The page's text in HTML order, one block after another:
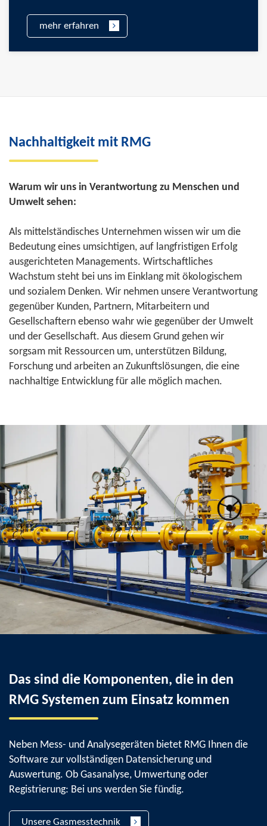
mehr erfahren
Nachhaltigkeit mit RMG
Warum wir uns in Verantwortung zu Menschen und
Umwelt sehen:
Als mittelständisches Unternehmen wissen wir um die
Bedeutung eines umsichtigen, auf langfristigen Erfolg
ausgerichteten Managements. Wirtschaftliches
Wachstum steht bei uns im Einklang mit ökologischem
und sozialem Denken. Wir nehmen unsere Verantwortung
gegenüber Kunden, Partnern, Mitarbeitern und
Gesellschaftern ebenso wahr wie gegenüber der Umwelt
und der Gesellschaft. Aus diesem Grund gehen wir
sorgsam mit Ressourcen um, unterstützen Bildung,
Forschung und arbeiten an Zukunftslösungen, die eine
nachhaltige Entwicklung für alle möglich machen.
Das sind die Komponenten, die in den
RMG Systemen zum Einsatz kommen
Neben Mess- und Analysegeräten bietet RMG Ihnen die
Software zur vollständigen Datensicherung und
Auswertung. Ob Gasanalyse, Umwertung oder
Registrierung: Bei uns werden Sie fündig.
Unsere Gasmesstechnik